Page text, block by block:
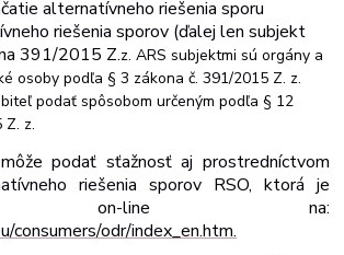
alternatívneho riešenia sporu
riešeniasporov (ďalejlensubjekt
391/2015 Z.z. ARS subjektmi sú orgány a
osoby podľa § 3 zákona č. 391/2015 Z. z.
podať spôsobom určeným podľa § 12
Z. z.
podať sťažnosť aj prostredníctvom
riešenia sporov RSO, ktorá je
on-line na:
consumers/odr/index_en.htm.